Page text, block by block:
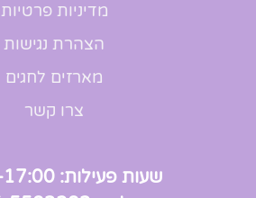
מדיניות פרטיות
הצהרת נגישות
מארזים לחגים
צרו קשר
שעות פעילות: 08:30-17:00